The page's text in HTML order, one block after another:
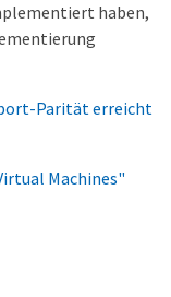
haben,
Parität erreicht
Machines"